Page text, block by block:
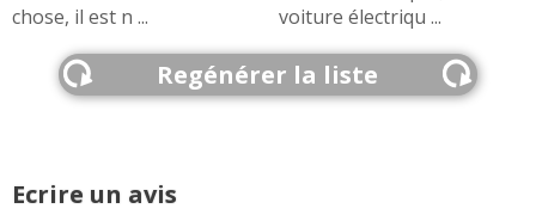
FIABILITEde cette motorisationElectrique RS>>
chose, il est n ...
voiture électriqu ...
Regénérer la liste
Ecrire un avis